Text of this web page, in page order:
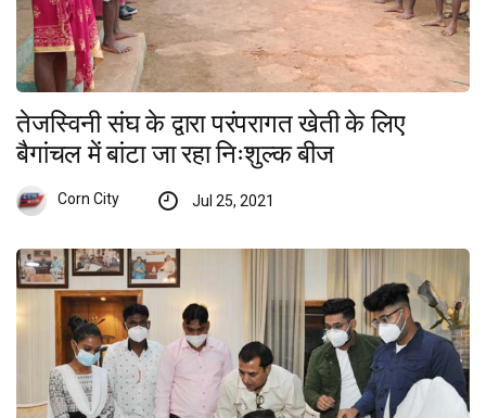
तेजस्विनी संघ के द्वारा परंपरागत खेती के लिए
बैगांचल में बांटा जा रहा निःशुल्क बीज
Corn City Jul 25, 2021